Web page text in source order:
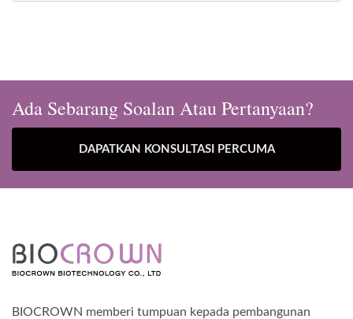
Ada Sebarang Soalan Atau Pertanyaan?
DAPATKAN KONSULTASI PERCUMA
BIOCROWN memberi tumpuan kepada pembangunan